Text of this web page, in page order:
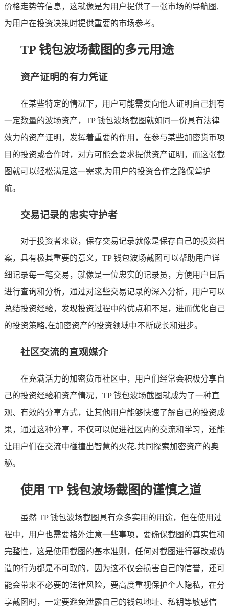
价格走势等信息，这就像是为用户提供了一张市场的导航图,
为用户在投资决策时提供重要的市场参考。
TP 钱包波场截图的多元用途
资产证明的有力凭证
在某些特定的情况下，用户可能需要向他人证明自己拥有
一定数量的波场资产，TP 钱包波场截图就如同一份具有法律
效力的资产证明，发挥着重要的作用，在参与某些加密货币项
目的投资或合作时，对方可能会要求提供资产证明，而这张截
图就可以轻松满足这一需求,为用户的投资合作之路保驾护
航。
交易记录的忠实守护者
对于投资者来说，保存交易记录就像是保存自己的投资档
案，具有极其重要的意义，TP 钱包波场截图可以帮助用户详
细记录每一笔交易，就像是一位忠实的记录员，方便用户日后
进行查询和分析，通过对这些交易记录的深入分析，用户可以
总结投资经验，发现投资过程中的优点和不足，进而优化自己
的投资策略,在加密资产的投资领域中不断成长和进步。
社区交流的直观媒介
在充满活力的加密货币社区中，用户们经常会积极分享自
己的投资经验和资产情况，TP 钱包波场截图就成为了一种直
观、有效的分享方式，让其他用户能够快速了解自己的投资成
果，通过这种分享，不仅可以促进社区内的交流和学习，还能
让用户们在交流中碰撞出智慧的火花,共同探索加密资产的奥
秘。
使用 TP 钱包波场截图的谨慎之道
虽然 TP 钱包波场截图具有众多实用的用途，但在使用过
程中，用户也需要格外注意一些事项，要确保截图的真实性和
完整性，这是使用截图的基本准则，任何对截图进行篡改或伪
造的行为都是不可取的，因为这不仅会损害自己的信誉，还可
能会带来不必要的法律风险，要高度重视保护个人隐私，在分
享截图时，一定要避免泄露自己的钱包地址、私钥等敏感信